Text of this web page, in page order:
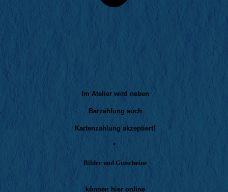
Im Atelier wird neben
Barzahlung auch
Kartenzahlung akzeptiert!
*
Bilder und Gutscheine
können hier online